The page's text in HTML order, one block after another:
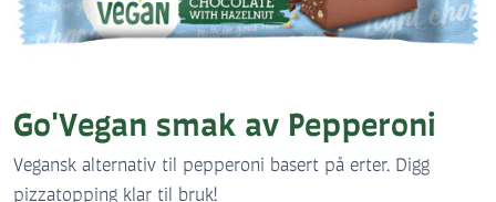
Go'Vegan smak av Pepperoni
Vegansk alternativ til pepperoni basert på erter. Digg
pizzatopping klar til bruk!